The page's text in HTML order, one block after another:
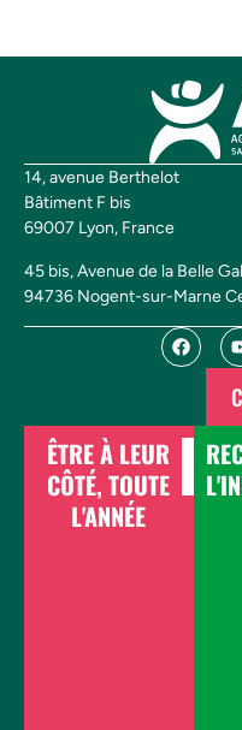
14, avenue Berthelot
Bâtiment F bis
69007 Lyon, France
45 bis, Avenue de la Belle
94736 Nogent-sur-Marne
ÊTRE À LEUR
CÔTÉ, TOUTE
L'ANNÉE